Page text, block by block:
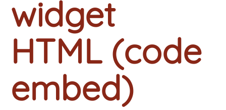
widget
HTML (code
embed)